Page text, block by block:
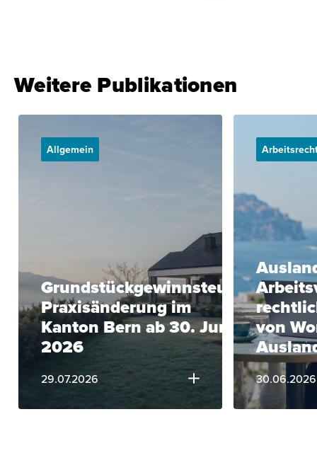
Weitere Publikationen
Allgemein
Grundstückgewinnsteuer:
Praxisänderung im
Kanton Bern ab 30. Juni
2026
29.07.2026
von
30.06.2026